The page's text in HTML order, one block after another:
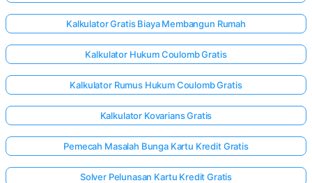
Kalkulator Gratis Biaya Membangun Rumah
Kalkulator Hukum Coulomb Gratis
Kalkulator Rumus Hukum Coulomb Gratis
Kalkulator Kovarians Gratis
Pemecah Masalah Bunga Kartu Kredit Gratis
Solver Pelunasan Kartu Kredit Gratis